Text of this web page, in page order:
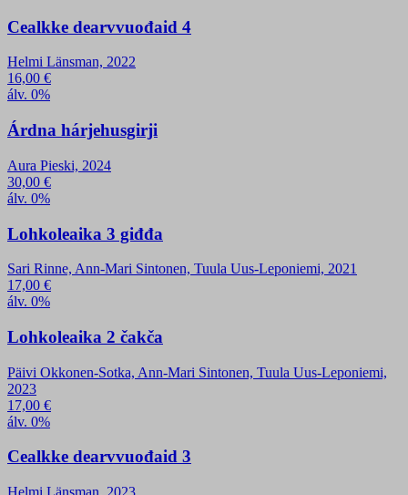
Cealkke dearvvuođaid 4
Helmi Länsman, 2022
16,00 €
álv. 0%
Árdna hárjehusgirji
Aura Pieski, 2024
30,00 €
álv. 0%
Lohkoleaika 3 giđđa
Sari Rinne, Ann-Mari Sintonen, Tuula Uus-Leponiemi, 2021
17,00 €
álv. 0%
Lohkoleaika 2 čakča
Päivi Okkonen-Sotka, Ann-Mari Sintonen, Tuula Uus-Leponiemi,
2023
17,00 €
álv. 0%
Cealkke dearvvuođaid 3